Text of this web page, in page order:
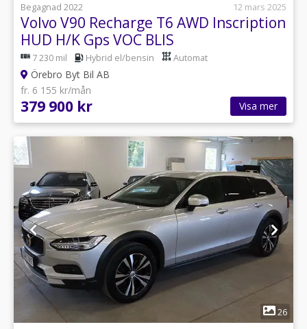
Begagnad 2022
12 mars 2025
Volvo V90 Recharge T6 AWD Inscription
HUD H/K Gps VOC BLIS
7 230 mil Hybrid el/bensin Automat
Örebro Byt Bil AB
fr. 6 155 kr/mån
379 900 kr Visa mer
26